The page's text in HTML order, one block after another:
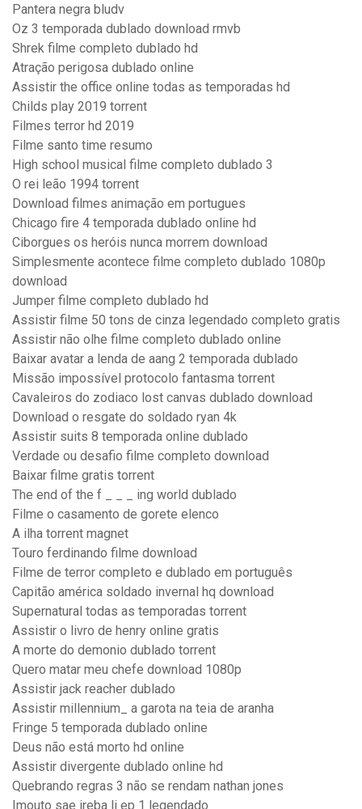
Pantera negra bludv
Oz 3 temporada dublado download rmvb
Shrek filme completo dublado hd
Atração perigosa dublado online
Assistir the office online todas as temporadas hd
Childs play 2019 torrent
Filmes terror hd 2019
Filme santo time resumo
High school musical filme completo dublado 3
O rei leão 1994 torrent
Download filmes animação em portugues
Chicago fire 4 temporada dublado online hd
Ciborgues os heróis nunca morrem download
Simplesmente acontece filme completo dublado 1080p
download
Jumper filme completo dublado hd
Assistir filme 50 tons de cinza legendado completo gratis
Assistir não olhe filme completo dublado online
Baixar avatar a lenda de aang 2 temporada dublado
Missão impossível protocolo fantasma torrent
Cavaleiros do zodiaco lost canvas dublado download
Download o resgate do soldado ryan 4k
Assistir suits 8 temporada online dublado
Verdade ou desafio filme completo download
Baixar filme gratis torrent
The end of the f _ _ _ ing world dublado
Filme o casamento de gorete elenco
A ilha torrent magnet
Touro ferdinando filme download
Filme de terror completo e dublado em português
Capitão américa soldado invernal hq download
Supernatural todas as temporadas torrent
Assistir o livro de henry online gratis
A morte do demonio dublado torrent
Quero matar meu chefe download 1080p
Assistir jack reacher dublado
Assistir millennium_ a garota na teia de aranha
Fringe 5 temporada dublado online
Deus não está morto hd online
Assistir divergente dublado online hd
Quebrando regras 3 não se rendam nathan jones
Imouto sae ireba li ep 1 legendado